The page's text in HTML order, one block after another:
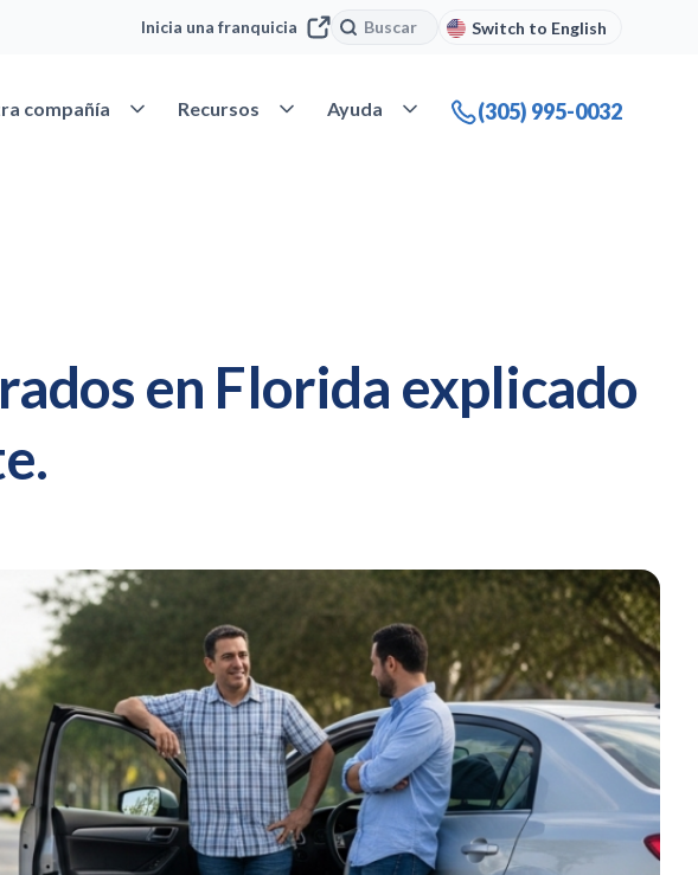
Inicia una franquicia Buscar
Buscar Switch to English
compañía Abrir Nuestra compañía
Recursos Abrir Recursos
Ayuda Abrir Ayuda(305) 995-0032
en Florida explicado